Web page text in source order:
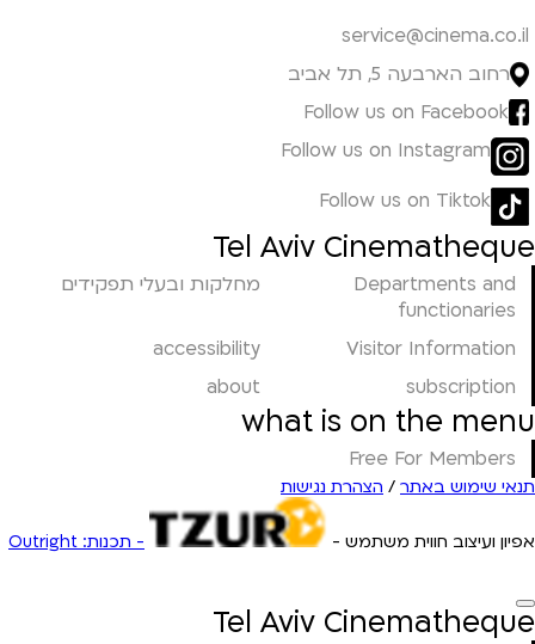
service@cinema.co.il
רחוב הארבעה 5, תל אביב
Follow us on Facebook
Follow us on Instagram
Follow us on Tiktok
Tel Aviv Cinematheque
Departments and
functionaries
מחלקות ובעלי תפקידים
Visitor Information
accessibility
subscription
about
what is on the menu
Free For Members
תנאי שימוש באתר / הצהרת נגישות
אפיון ועיצוב חווית משתמש - - תכנות: Outright
Tel Aviv Cinematheque